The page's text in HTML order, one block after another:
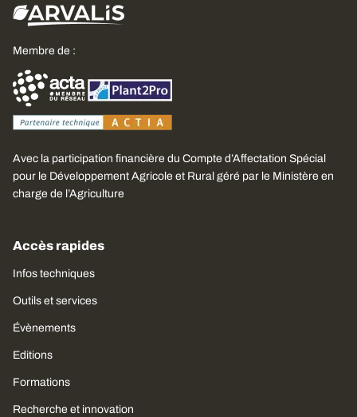
Membre de :
Avec la participation financière du Compte d’Affectation Spécial
pour le Développement Agricole et Rural géré par le Ministère en
charge de l’Agriculture
Accès rapides
Infos techniques
Outils et services
Évènements
Editions
Formations
Recherche et innovation